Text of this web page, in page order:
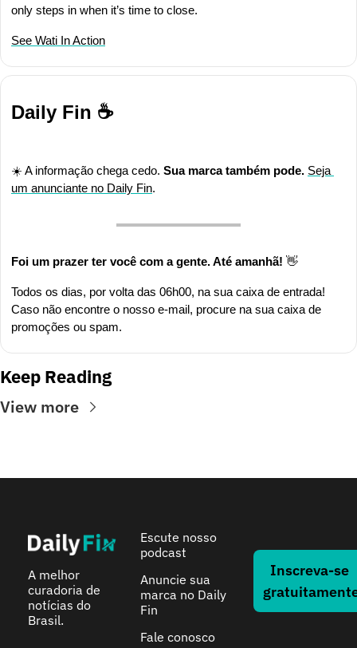
only steps in when it’s time to close.
See Wati In Action
Daily Fin ☕
☀️ A informação chega cedo. Sua marca também pode. Seja
um anunciante no Daily Fin.
Foi um prazer ter você com a gente. Até amanhã! 👋
Todos os dias, por volta das 06h00, na sua caixa de entrada!
Caso não encontre o nosso e-mail, procure na sua caixa de
promoções ou spam.
Keep Reading
View more
A melhor
curadoria de
notícias do
Brasil.
Escute nosso
podcast
Anuncie sua
marca no Daily
Fin
Fale conosco
Inscreva-se